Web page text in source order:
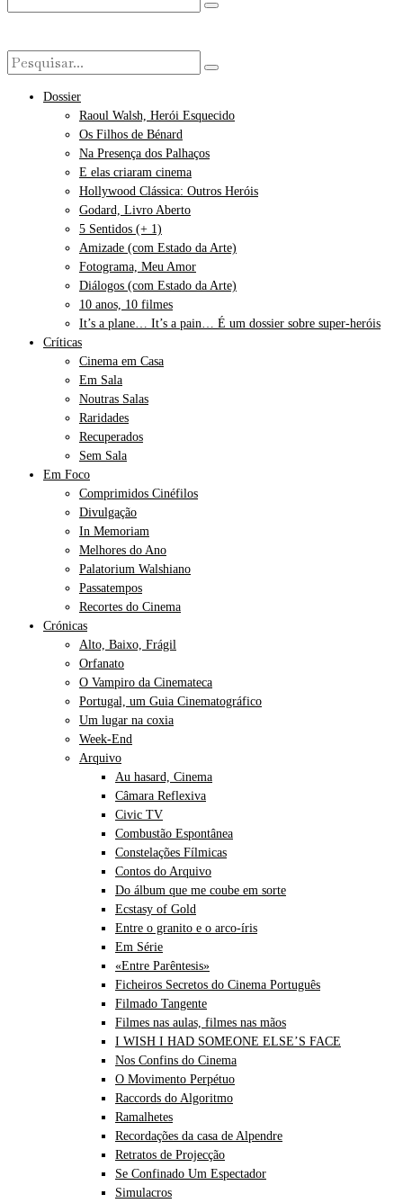
Dossier
Raoul Walsh, Herói Esquecido
Os Filhos de Bénard
Na Presença dos Palhaços
E elas criaram cinema
Hollywood Clássica: Outros Heróis
Godard, Livro Aberto
5 Sentidos (+ 1)
Amizade (com Estado da Arte)
Fotograma, Meu Amor
Diálogos (com Estado da Arte)
10 anos, 10 filmes
It’s a plane… It’s a pain… É um dossier sobre super-heróis
Críticas
Cinema em Casa
Em Sala
Noutras Salas
Raridades
Recuperados
Sem Sala
Em Foco
Comprimidos Cinéfilos
Divulgação
In Memoriam
Melhores do Ano
Palatorium Walshiano
Passatempos
Recortes do Cinema
Crónicas
Alto, Baixo, Frágil
Orfanato
O Vampiro da Cinemateca
Portugal, um Guia Cinematográfico
Um lugar na coxia
Week-End
Arquivo
Au hasard, Cinema
Câmara Reflexiva
Civic TV
Combustão Espontânea
Constelações Fílmicas
Contos do Arquivo
Do álbum que me coube em sorte
Ecstasy of Gold
Entre o granito e o arco-íris
Em Série
«Entre Parêntesis»
Ficheiros Secretos do Cinema Português
Filmado Tangente
Filmes nas aulas, filmes nas mãos
I WISH I HAD SOMEONE ELSE’S FACE
Nos Confins do Cinema
O Movimento Perpétuo
Raccords do Algoritmo
Ramalhetes
Recordações da casa de Alpendre
Retratos de Projecção
Se Confinado Um Espectador
Simulacros